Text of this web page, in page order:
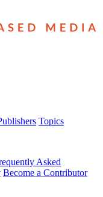
Topics
Asked
Become a Contributor